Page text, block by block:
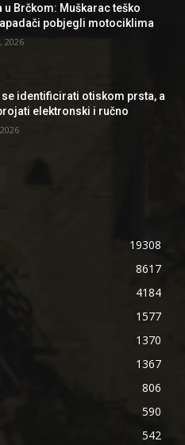
u Brčkom: Muškarac teško
pobjegli motociklima
2026
se identificirati otiskom prsta, a
elektronski i ručno
19308
8617
4184
1577
1370
1367
806
590
542